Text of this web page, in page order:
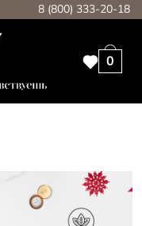
8 (800) 333-20-18
0